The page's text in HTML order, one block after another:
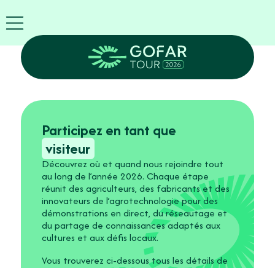
FR
Info
Exposant
GOFAR
Agenda
Participez en tant que
visiteur
Découvrez où et quand nous rejoindre tout
au long de l’année 2026. Chaque étape
réunit des agriculteurs, des fabricants et des
innovateurs de l’agrotechnologie pour des
démonstrations en direct, du réseautage et
du partage de connaissances adaptés aux
cultures et aux défis locaux.
Vous trouverez ci-dessous tous les détails de